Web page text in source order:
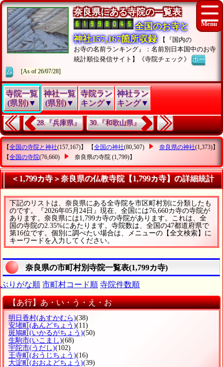
奈良県にある寺院の一覧表
全国のお寺と
神社157,167箇所収録
【『国内の
お寺の名前ランキング』：名前別日本国中のお寺
統計順位発信サイト】《寺院チェック》ホー
ム
[As of 26/07/28]
寺院一覧
(県別)▼
神社一覧
(県別)▼
寺院ラン
キング▼
神社ラン
キング▼
28.『兵庫県』 30.『和歌山県』
【全国の寺院と神社(157,167)】 【全国の神社(80,507) 奈良県の神社(1,373)】
【全国の寺院(76,660) 奈良県の寺院 (1,799)】
＜1,799カ寺＞奈良県の仏教寺院【1,799カ寺】の詳細統計
下記のリストは、奈良県にある全寺院を市区町村別に分類したも
のです。『2026年05月24日』現在、全国には76,660カ寺の寺院が
あります。奈良県には1,799カ寺の寺院があります。これは、全
国の寺院の2.35%にあたります。寺院数は、全国の47都道府県で
第16位です。個別に調べたい場合は、メニューの【全文検索】に
キーワードを入力してください。
奈良県の市町村別寺院一覧表(1,799カ寺)
ぶりがな順 市町村コード順 寺院件数順
【あ行】あ・い・う・え・お
明日香村(あすかむら)(38)
安堵町 (あんどちょう)(11)
斑鳩町 (いかるがちょう)(50)
生駒市(いこまし)(68)
宇陀市(うだし)(102)
王寺町 (おうじちょう)(16)
大淀町 (おおよどちょう)(39)